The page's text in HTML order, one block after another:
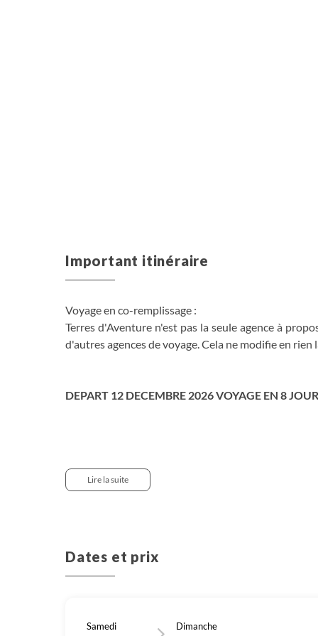
Important itinéraire
Voyage en co-remplissage :
Terres d'Aventure n'est pas la seule agence à
d'autres agences de voyage. Cela ne modifie en rien
DEPART 12 DECEMBRE 2026 VOYAGE EN 8
Transfert : 30 minutes.
JOUR 3 : Azougui - Choum puis Zouerate avec le
Lire la suite
Dates et prix
Samedi Dimanche